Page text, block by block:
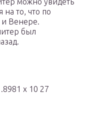
то, что по
и Венере.
был
x 10 27